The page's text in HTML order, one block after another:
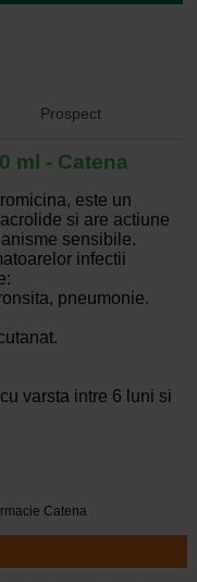
Prospect
ml - Catena
este un
si are actiune
sensibile.
infectii
pneumonie.
varsta intre 6 luni si
Catena